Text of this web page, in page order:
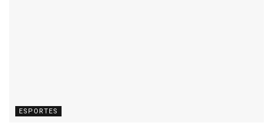
ESPORTES